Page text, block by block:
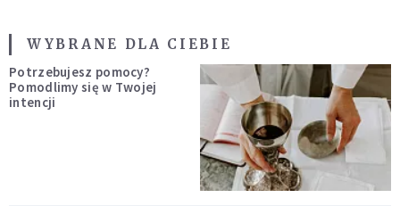
WYBRANE DLA CIEBIE
Potrzebujesz pomocy?
Pomodlimy się w Twojej
intencji